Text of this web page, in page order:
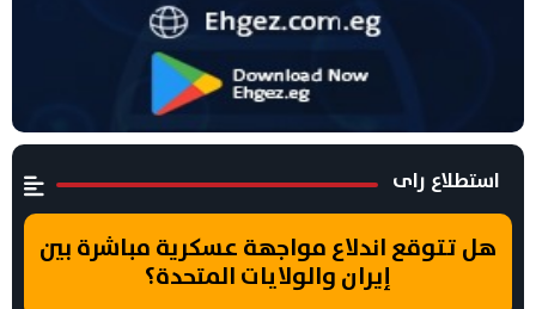
استطلاع راى
هل تتوقع اندلاع مواجهة عسكرية مباشرة بين
إيران والولايات المتحدة؟